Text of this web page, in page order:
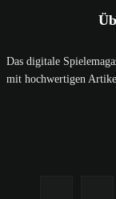
Das digitale
mit hochwertigen